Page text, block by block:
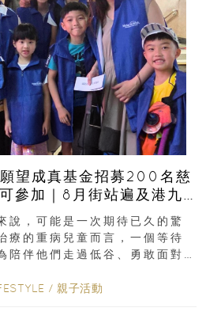
望成真基金招募200名慈
參加｜8月街站遍及港九
說，可能是一次期待已久的驚
療的重病兒童而言，一個等待
陪伴他們走過低谷、勇敢面對
/ 親子活動